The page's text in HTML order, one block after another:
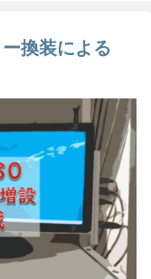
換装による